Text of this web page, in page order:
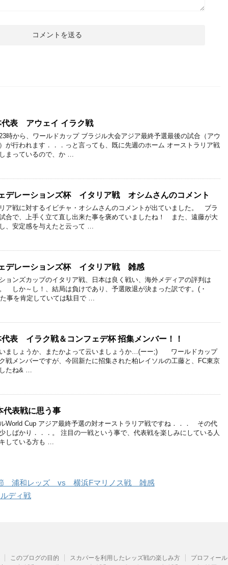
代表 アウェイ イラク戦
時から、ワールドカップ ブラジル大会アジア最終予選最後の試合（アウ
が行われます．．．っと言っても、既に先週のホーム オーストラリア戦
まっているので、か …
デレーションズ杯 イタリア戦 オシムさんのコメント
ア戦に対するイビチャ・オシムさんのコメントが出ていました。 ブラ
合で、上手く立て直し出来た事を褒めていましたね！ また、遠藤が大
、安定感を与えたと云って …
デレーションズ杯 イタリア戦 雑感
ョンズカップのイタリア戦、日本は良く戦い、海外メディアの評判は
しか～し！、結局は負けであり、予選敗退が決まった訳です。(・
事を肯定していては駄目で …
表 イラク戦＆コンフェデ杯 招集メンバー！！
ましょうか、またかよって云いましょうか…(ーー;) ワールドカップ
戦メンバーですが、今回新たに招集された柏レイソルの工藤と、FC東京
たね& …
代表戦に思う事
World Cup アジア最終予選の対オーストラリア戦ですね．．． その代
しばかり．．．。 注目の一戦という事で、代表戦を楽しみにしている人
している方も …
浦和レッズ vs 横浜Fマリノス戦 雑感
ディ戦
このブログの目的 スカパーを利用したレッズ戦の楽しみ方 プロフィール